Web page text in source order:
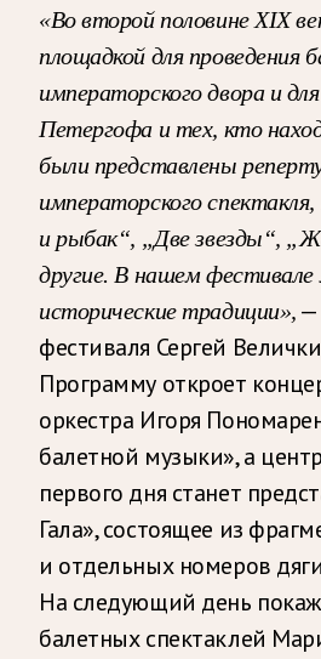
«Во второй половине XIX
площадкой для проведения
императорского двора и
Петергофа и тех, кто
были представлены
императорского
и рыбак“, „Две звезды“,
другие. В нашем
исторические традиции», —
фестиваля Сергей
Программу откроет
оркестра Игоря
балетной музыки», а
первого дня станет
Гала», состоящее из
и отдельных номеров
На следующий день
балетных спектаклей